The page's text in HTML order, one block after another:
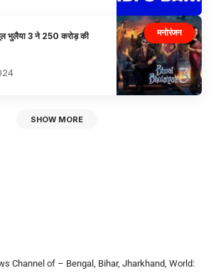
मनोरंजन
भुलैया 3 ने 250 करोड़ की
SHOW MORE
Channel of – Bengal, Bihar, Jharkhand, World: